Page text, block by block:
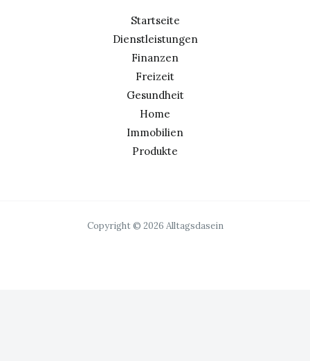
Startseite
Dienstleistungen
Finanzen
Freizeit
Gesundheit
Home
Immobilien
Produkte
Copyright © 2026 Alltagsdasein